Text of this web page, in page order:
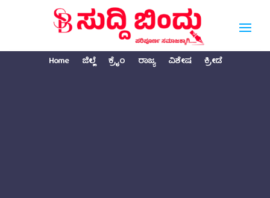
Home ಜಿಲ್ಲೆ ಕ್ರೈಂ ರಾಜ್ಯ ವಿಶೇಷ ಕ್ರೀಡೆ